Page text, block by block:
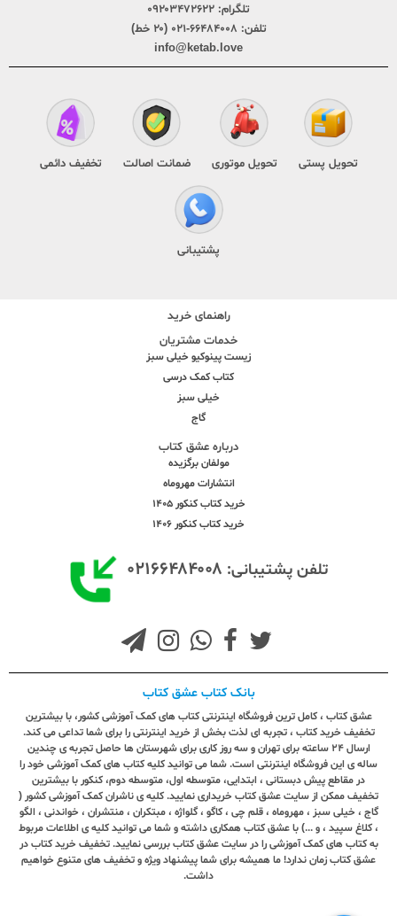
تلگرام: ۰۹۲۰۳۴۷۲۶۲۲
تلفن: ۶۶۴۸۴۰۰۸-۰۲۱ (۲۰ خط)
info@ketab.love
تحویل پستی تحویل موتوری ضمانت اصالت تخفیف دائمی
پشتیبانی
راهنمای خرید
خدمات مشتریان
زیست پینوکیو خیلی سبز
کتاب کمک درسی
خیلی سبز
گاج
درباره عشق کتاب
مولفان برگزیده
انتشارات مهروماه
خرید کتاب کنکور 1405
خرید کتاب کنکور 1406
تلفن پشتیبانی: ۰۲۱۶۶۴۸۴۰۰۸
بانک کتاب عشق کتاب
عشق کتاب ، کامل ترین فروشگاه اینترنتی کتاب های کمک آموزشی کشور، با بیشترین
تخفیف خرید کتاب ، تجربه ای لذت بخش از خرید اینترنتی را برای شما تداعی می کند.
ارسال ٢٤ ساعته برای تهران و سه روز کاری برای شهرستان ها حاصل تجربه ی چندین
ساله ی این فروشگاه اینترنتی است. شما می توانید کلیه کتاب های کمک آموزشی خود را
در مقاطع پیش دبستانی ، ابتدایی، متوسطه اول، متوسطه دوم، کنکور با بیشترین
تخفیف ممکن از سایت عشق کتاب خریداری نمایید. کلیه ی ناشران کمک آموزشی کشور (
گاج ، خیلی سبز ، مهروماه ، قلم چی ، کاگو ، گلواژه ، مبتکران ، منتشران ، خواندنی ، الگو
، کلاغ سپید ، و ...) با عشق کتاب همکاری داشته و شما می توانید کلیه ی اطلاعات مربوط
به کتاب های کمک آموزشی را در سایت عشق کتاب بررسی نمایید. تخفیف خرید کتاب در
عشق کتاب زمان ندارد! ما همیشه برای شما پیشنهاد ویژه و تخفیف های متنوع خواهیم
داشت.